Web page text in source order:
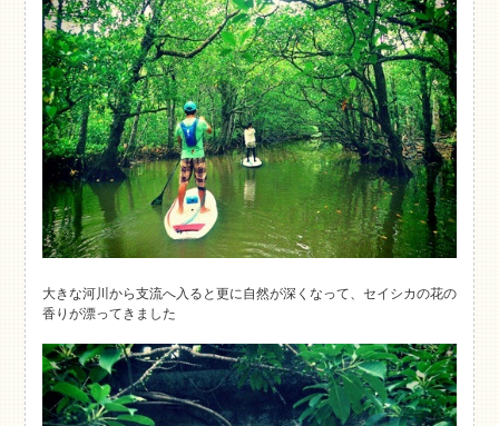
大きな河川から支流へ入ると更に自然が深くなって、セイシカの花の
香りが漂ってきました